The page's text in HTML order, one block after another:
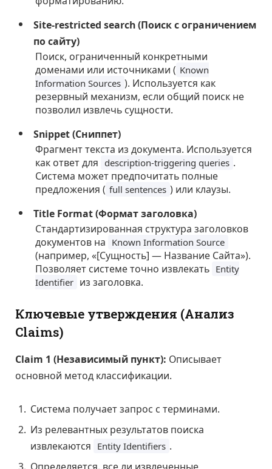
Site-restricted search (Поиск с ограничением
по сайту)
Поиск, ограниченный конкретными
доменами или источниками ( Known
Information Sources ). Используется как
резервный механизм, если общий поиск не
позволил извлечь сущности.
Snippet (Сниппет)
Фрагмент текста из документа. Используется
как ответ для description-triggering queries .
Система может предпочитать полные
предложения ( full sentences ) или клаузы.
Title Format (Формат заголовка)
Стандартизированная структура заголовков
документов на Known Information Source
(например, «[Сущность] — Название Сайта»).
Позволяет системе точно извлекать Entity
Identifier из заголовка.
Ключевые утверждения (Анализ
Claims)
Claim 1 (Независимый пункт): Описывает
основной метод классификации.
Система получает запрос с терминами.
Из релевантных результатов поиска
извлекаются Entity Identifiers .